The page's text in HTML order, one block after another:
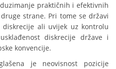
praktičnih i efektivnih
strane. Pri tome se državi
diskrecije ali uvijek uz kontrolu
diskrecije države i
konvencije.
je neovisnost pozicije